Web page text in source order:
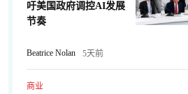
吁美国政府调控AI发展
节奏
Beatrice Nolan 5天前
商业